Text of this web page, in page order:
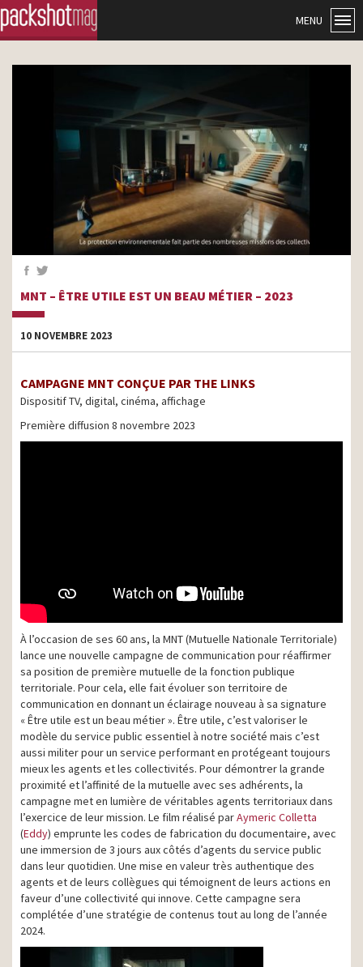
MENU
MNT – ÊTRE UTILE EST UN BEAU MÉTIER – 2023
10 NOVEMBRE 2023
CAMPAGNE MNT CONÇUE PAR THE LINKS
Dispositif TV, digital, cinéma, affichage
Première diffusion 8 novembre 2023
À l’occasion de ses 60 ans, la MNT (Mutuelle Nationale Territoriale)
lance une nouvelle campagne de communication pour réaffirmer
sa position de première mutuelle de la fonction publique
territoriale. Pour cela, elle fait évoluer son territoire de
communication en donnant un éclairage nouveau à sa signature
« Être utile est un beau métier ». Être utile, c’est valoriser le
modèle du service public essentiel à notre société mais c’est
aussi militer pour un service performant en protégeant toujours
mieux les agents et les collectivités. Pour démontrer la grande
proximité et l’affinité de la mutuelle avec ses adhérents, la
campagne met en lumière de véritables agents territoriaux dans
l’exercice de leur mission. Le film réalisé parAymeric Colletta
(Eddy) emprunte les codes de fabrication du documentaire, avec
une immersion de 3 jours aux côtés d’agents du service public
dans leur quotidien. Une mise en valeur très authentique des
agents et de leurs collègues qui témoignent de leurs actions en
faveur d’une collectivité qui innove. Cette campagne sera
complétée d’une stratégie de contenus tout au long de l’année
2024.